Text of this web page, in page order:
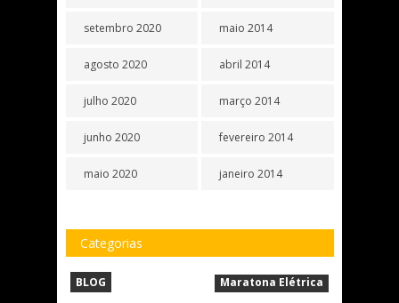
setembro 2020
agosto 2020
julho 2020
junho 2020
maio 2020
maio 2014
abril 2014
março 2014
fevereiro 2014
janeiro 2014
Categorias
BLOG Maratona Elétrica